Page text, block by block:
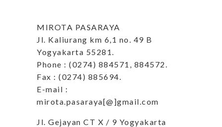
MIROTA PASARAYA
Jl. Kaliurang km 6,1 no. 49 B
Yogyakarta 55281.
Phone : (0274) 884571, 884572.
Fax : (0274) 885694.
E-mail :
mirota.pasaraya[@]gmail.com
Jl. Gejayan CT X / 9 Yogyakarta